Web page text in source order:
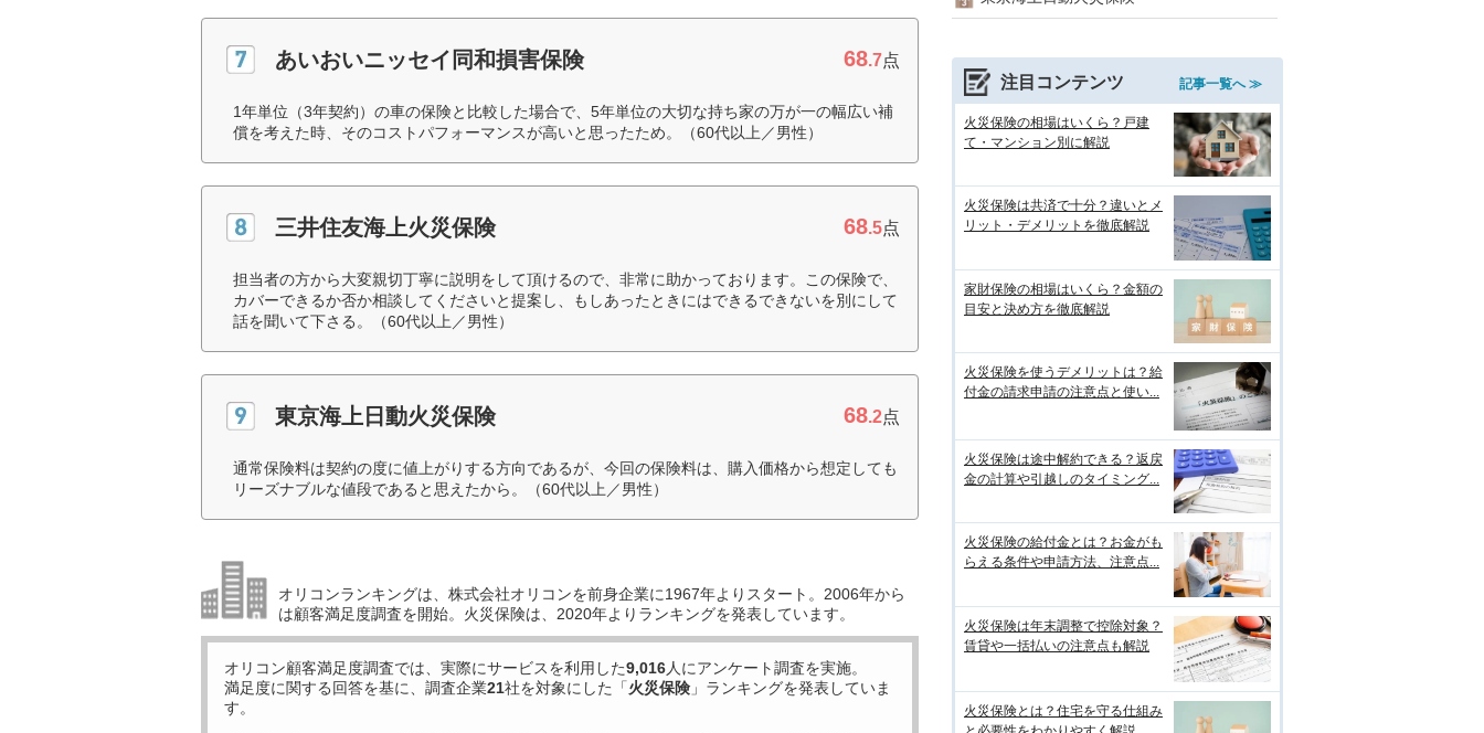
あいおいニッセイ同和損害保険 68.7点
1年単位（3年契約）の車の保険と比較した場合で、5年単位の大切な持ち家の万が一の幅広い補
償を考えた時、そのコストパフォーマンスが高いと思ったため。（60代以上／男性）
三井住友海上火災保険 68.5点
担当者の方から大変親切丁寧に説明をして頂けるので、非常に助かっております。この保険で、
カバーできるか否か相談してくださいと提案し、もしあったときにはできるできないを別にして
話を聞いて下さる。（60代以上／男性）
東京海上日動火災保険 68.2点
通常保険料は契約の度に値上がりする方向であるが、今回の保険料は、購入価格から想定しても
リーズナブルな値段であると思えたから。（60代以上／男性）
オリコンランキングは、株式会社オリコンを前身企業に1967年よりスタート。2006年から
は顧客満足度調査を開始。火災保険は、2020年よりランキングを発表しています。
オリコン顧客満足度調査では、実際にサービスを利用した9,016人にアンケート調査を実施。
満足度に関する回答を基に、調査企業21社を対象にした「火災保険 」ランキングを発表していま
す。
注目コンテンツ 記事一覧へ ≫
火災保険の相場はいくら？戸建
て・マンション別に解説
火災保険は共済で十分？違いとメ
リット・デメリットを徹底解説
家財保険の相場はいくら？金額の
目安と決め方を徹底解説
火災保険を使うデメリットは？給
付金の請求申請の注意点と使い...
火災保険は途中解約できる？返戻
金の計算や引越しのタイミング...
火災保険の給付金とは？お金がも
らえる条件や申請方法、注意点...
火災保険は年末調整で控除対象？
賃貸や一括払いの注意点も解説
火災保険とは？住宅を守る仕組み